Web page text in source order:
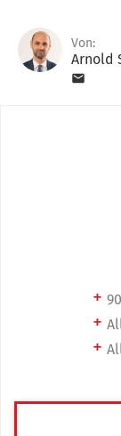
Von:
Arnold